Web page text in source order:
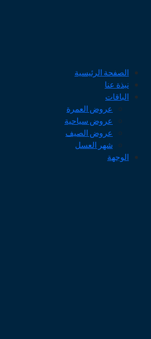
الصفحة الرئيسية
نبذة عنا
الباقات
عروض العمرة
عروض سياحية
عروض الصيف
شهر العسل
الوجهة